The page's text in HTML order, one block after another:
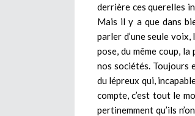
derrière ces querelles
Mais il y a que dans
parler d’une seule
pose, du même coup,
nos sociétés. Toujours
du lépreux qui,
compte, c’est tout le
pertinemment qu’ils